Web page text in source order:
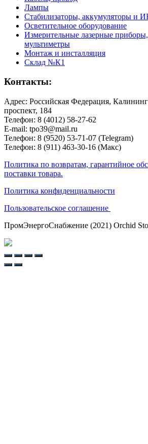
Лампы
Стабилизаторы, аккумуляторы и
Осветительное оборудование
Измерительные лазерные
мультиметры
Монтаж и инсталляция
Склад №К1
Контакты:
Адрес: Российская Федерация,
проспект, 184
Телефон: 8 (4012) 58-27-62
E-mail: tpo39@mail.ru
Телефон: 8 (9520) 53-71-07 (Telegram)
Телефон: 8 (911) 463-30-16 (Макс)
Политика по возвратам, гарантийное
поставки товара.
Политика конфиденциальности
Пользовательское соглашение
ПромЭнергоСнабжение (2021) Orchid